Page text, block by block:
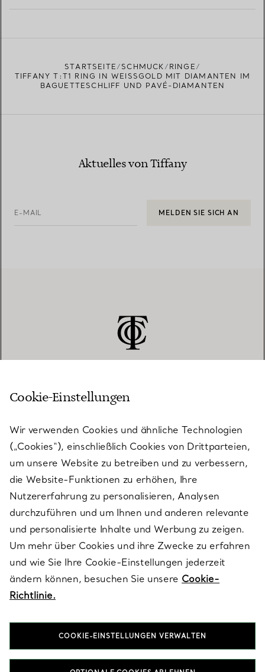
STARTSEITE SCHMUCK
RINGE
TIFFANY T:T1 RING IN WEISSGOLD MIT DIAMANTEN IM B
AGUETTESCHLIFF UND PAVÉ-DIAMANTEN
Aktuelles von Tiffany
E-MAIL MELDEN SIE SICH AN
KUNDENSERVICE
SERVICES
ÜBER TIFFANY & CO.
RECHTLICHE HINWEISE
FOLGEN SIE UNS
Cookie-Einstellungen
Wir verwenden Cookies und ähnliche Technologien
(„Cookies“), einschließlich Cookies von Drittparteien,
um unsere Website zu betreiben und zu verbessern,
die Website-Funktionen zu erhöhen, Ihre
Nutzererfahrung zu personalisieren, Analysen
durchzuführen und um Ihnen und anderen relevante
und personalisierte Inhalte und Werbung zu zeigen.
Um mehr über Cookies und ihre Zwecke zu erfahren
und wie Sie Ihre Cookie-Einstellungen jederzeit
ändern können, besuchen Sie unsere Cookie-
Richtlinie.
COOKIE-EINSTELLUNGEN VERWALTEN